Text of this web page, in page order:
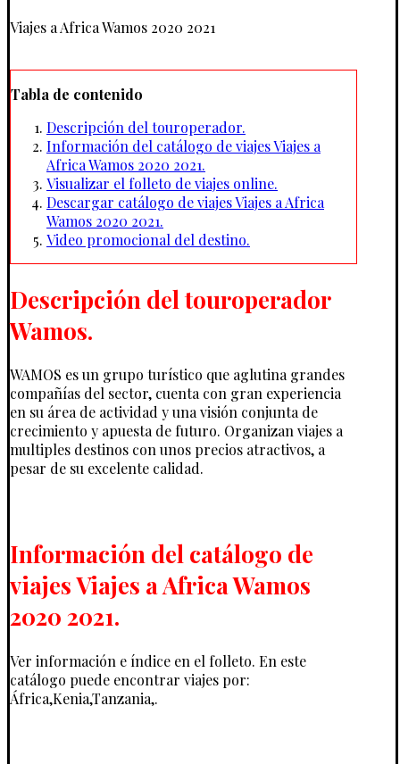
Viajes a Africa Wamos 2020 2021
Tabla de contenido
Descripción del touroperador.
Información del catálogo de viajes Viajes a
Africa Wamos 2020 2021.
Visualizar el folleto de viajes online.
Descargar catálogo de viajes Viajes a Africa
Wamos 2020 2021.
Video promocional del destino.
Descripción del touroperador
Wamos.
WAMOS es un grupo turístico que aglutina grandes
compañías del sector, cuenta con gran experiencia
en su área de actividad y una visión conjunta de
crecimiento y apuesta de futuro. Organizan viajes a
multiples destinos con unos precios atractivos, a
pesar de su excelente calidad.
Información del catálogo de
viajes Viajes a Africa Wamos
2020 2021.
Ver información e índice en el folleto. En este
catálogo puede encontrar viajes por:
África,Kenia,Tanzania,.